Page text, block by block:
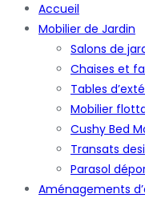
Accueil
Mobilier de Jardin
Salons de
Chaises et
Tables
Mobilier
Cushy Bed
Transats
Parasol
Aménagements